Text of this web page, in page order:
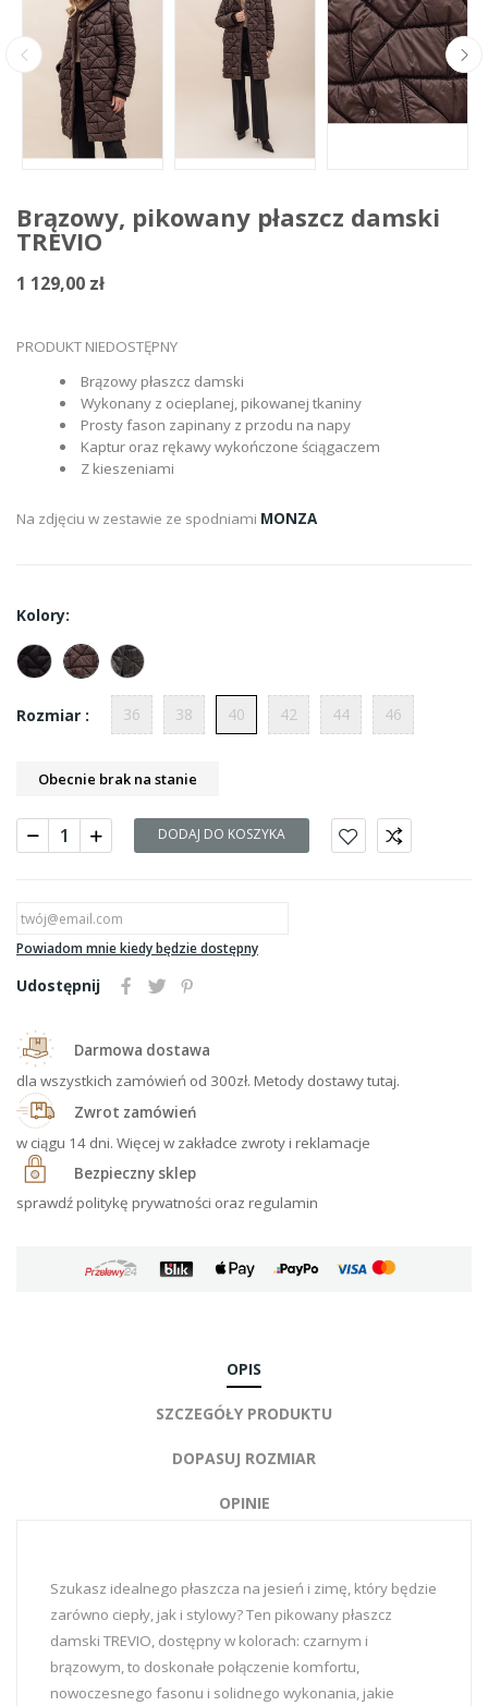
Brązowy, pikowany płaszcz damski
TREVIO
1 129,00 zł
PRODUKT NIEDOSTĘPNY
Brązowy płaszcz damski
Wykonany z ocieplanej, pikowanej tkaniny
Prosty fason zapinany z przodu na napy
Kaptur oraz rękawy wykończone ściągaczem
Z kieszeniami
Na zdjęciu w zestawie ze spodniami MONZA
Kolory:
Rozmiar : 36 38 40 42 44 46
Obecnie brak na stanie
DODAJ DO KOSZYKA
Powiadom mnie kiedy będzie dostępny
Udostępnij
Darmowa dostawa
dla wszystkich zamówień od 300zł. Metody dostawy tutaj.
Zwrot zamówień
w ciągu 14 dni. Więcej w zakładce zwroty i reklamacje
Bezpieczny sklep
sprawdź politykę prywatności oraz regulamin
OPIS
SZCZEGÓŁY PRODUKTU
DOPASUJ ROZMIAR
OPINIE
Szukasz idealnego płaszcza na jesień i zimę, który będzie
zarówno ciepły, jak i stylowy? Ten pikowany płaszcz
damski TREVIO, dostępny w kolorach: czarnym i
brązowym, to doskonałe połączenie komfortu,
nowoczesnego fasonu i solidnego wykonania, jakie